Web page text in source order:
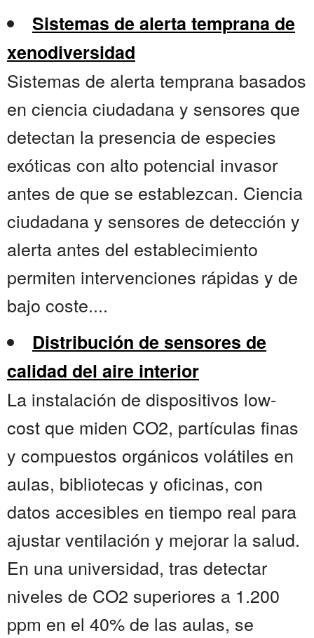
Sistemas de alerta temprana de
xenodiversidad
Sistemas de alerta temprana basados
en ciencia ciudadana y sensores que
detectan la presencia de especies
exóticas con alto potencial invasor
antes de que se establezcan. Ciencia
ciudadana y sensores de detección y
alerta antes del establecimiento
permiten intervenciones rápidas y de
bajo coste....
Distribución de sensores de
calidad del aire interior
La instalación de dispositivos low-
cost que miden CO2, partículas finas
y compuestos orgánicos volátiles en
aulas, bibliotecas y oficinas, con
datos accesibles en tiempo real para
ajustar ventilación y mejorar la salud.
En una universidad, tras detectar
niveles de CO2 superiores a 1.200
ppm en el 40% de las aulas, se